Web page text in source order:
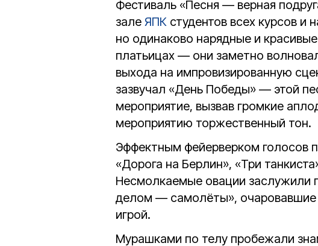
Фестиваль «Песня — верная
зале ЯПК студентов всех курсов и
но одинаково нарядные и
платьицах — они заметно
выхода на импровизированную
зазвучал «День Победы» — этой
мероприятие, вызвав громкие
мероприятию торжественный тон.
Эффектным фейерверком голосов
«Дорога на Берлин», «Три
Несмолкаемые овации заслужили
делом — самолёты», очаровавшие
игрой.
Мурашками по телу пробежали